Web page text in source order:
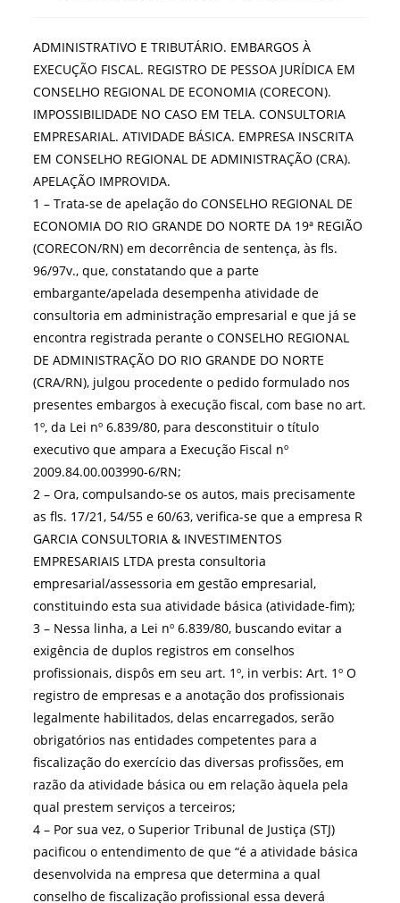
ADMINISTRATIVO E TRIBUTÁRIO. EMBARGOS À
EXECUÇÃO FISCAL. REGISTRO DE PESSOA JURÍDICA EM
CONSELHO REGIONAL DE ECONOMIA (CORECON).
IMPOSSIBILIDADE NO CASO EM TELA. CONSULTORIA
EMPRESARIAL. ATIVIDADE BÁSICA. EMPRESA INSCRITA
EM CONSELHO REGIONAL DE ADMINISTRAÇÃO (CRA).
APELAÇÃO IMPROVIDA.
1 – Trata-se de apelação do CONSELHO REGIONAL DE
ECONOMIA DO RIO GRANDE DO NORTE DA 19ª REGIÃO
(CORECON/RN) em decorrência de sentença, às fls.
96/97v., que, constatando que a parte
embargante/apelada desempenha atividade de
consultoria em administração empresarial e que já se
encontra registrada perante o CONSELHO REGIONAL
DE ADMINISTRAÇÃO DO RIO GRANDE DO NORTE
(CRA/RN), julgou procedente o pedido formulado nos
presentes embargos à execução fiscal, com base no art.
1º, da Lei nº 6.839/80, para desconstituir o título
executivo que ampara a Execução Fiscal nº
2009.84.00.003990-6/RN;
2 – Ora, compulsando-se os autos, mais precisamente
as fls. 17/21, 54/55 e 60/63, verifica-se que a empresa R
GARCIA CONSULTORIA & INVESTIMENTOS
EMPRESARIAIS LTDA presta consultoria
empresarial/assessoria em gestão empresarial,
constituindo esta sua atividade básica (atividade-fim);
3 – Nessa linha, a Lei nº 6.839/80, buscando evitar a
exigência de duplos registros em conselhos
profissionais, dispôs em seu art. 1º, in verbis: Art. 1º O
registro de empresas e a anotação dos profissionais
legalmente habilitados, delas encarregados, serão
obrigatórios nas entidades competentes para a
fiscalização do exercício das diversas profissões, em
razão da atividade básica ou em relação àquela pela
qual prestem serviços a terceiros;
4 – Por sua vez, o Superior Tribunal de Justiça (STJ)
pacificou o entendimento de que “é a atividade básica
desenvolvida na empresa que determina a qual
conselho de fiscalização profissional essa deverá